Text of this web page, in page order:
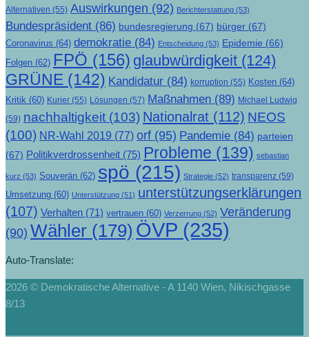
Alternativen (55) Auswirkungen (92) Berichterstattung (53)
Bundespräsident (86) bundesregierung (67) bürger (67)
Coronavirus (64) demokratie (84) Entscheidung (53) Epidemie (66)
Folgen (62) FPÖ (156) glaubwürdigkeit (124)
GRÜNE (142) Kandidatur (84) korruption (55) Kosten (64)
Kritik (60) Kurier (55) Lösungen (57) Maßnahmen (89) Michael Ludwig
(59) nachhaltigkeit (103) Nationalrat (112) NEOS
(100) NR-Wahl 2019 (77) orf (95) Pandemie (84) parteien
(67) Politikverdrossenheit (75) Probleme (139) sebastian
kurz (53) Souverän (62) spö (215) Strategie (52) transparenz (59)
Umsetzung (60) Unterstützung (51) unterstützungserklärungen
(107) Verhalten (71) vertrauen (60) Verzerrung (52) Veränderung
(90) Wähler (179) ÖVP (235)
Auto-Translate:
2026 © Demokratische Alternative - A 1140 Wien, Nikischgasse
8/13